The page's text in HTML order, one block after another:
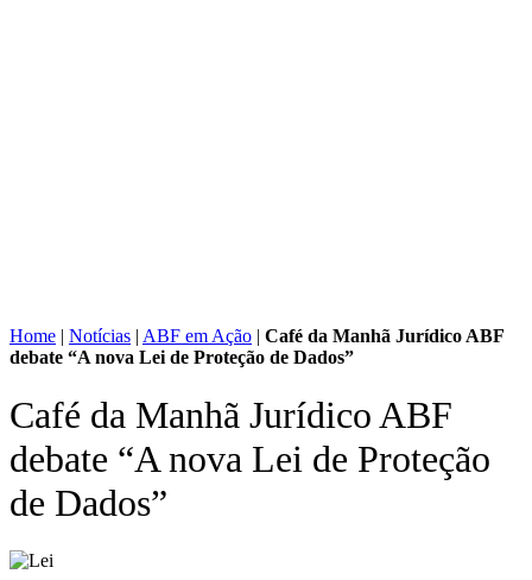
Home | Notícias | ABF em Ação | Café da Manhã Jurídico ABF
debate “A nova Lei de Proteção de Dados”
Café da Manhã Jurídico ABF
debate “A nova Lei de Proteção
de Dados”